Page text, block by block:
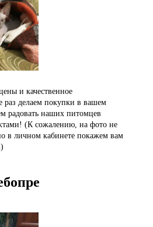
и качественное
делаем покупки в вашем
радовать наших питомцев
(К сожалению, на фото не
в личном кабинете покажем вам